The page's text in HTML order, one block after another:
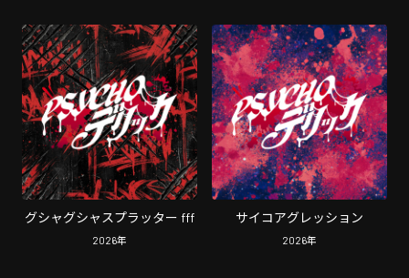
グシャグシャスプラッター fff
2026年
サイコアグレッション
2026年